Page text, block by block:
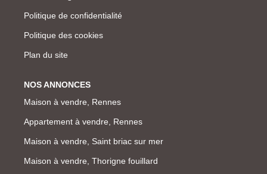
Politique de confidentialité
Politique des cookies
Plan du site
NOS ANNONCES
Maison à vendre, Rennes
Appartement à vendre, Rennes
Maison à vendre, Saint briac sur mer
Maison à vendre, Thorigne fouillard